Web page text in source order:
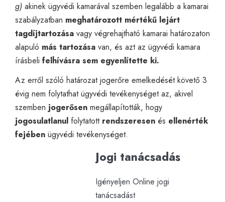
g) akinek ügyvédi kamarával szemben legalább a kamarai
szabályzatban meghatározott mértékű lejárt
tagdíjtartozása vagy végrehajtható kamarai határozaton
alapuló más tartozása van, és azt az ügyvédi kamara
írásbeli felhívásra sem egyenlítette ki.
Az erről szóló határozat jogerőre emelkedését követő 3
évig nem folytathat ügyvédi tevékenységet az, akivel
szemben jogerősen megállapították, hogy
jogosulatlanul folytatott rendszeresen és ellenérték
fejében ügyvédi tevékenységet.
Jogi tanácsadás
Igényeljen Online jogi
tanácsadást